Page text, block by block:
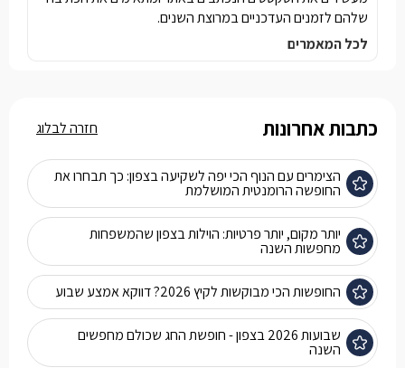
שלהם לזמנים העדכניים במרוצת השנים.
לכל המאמרים
כתבות אחרונות
הצימרים עם הנוף הכי יפה לשקיעה בצפון: כך תבחרו את
החופשה הרומנטית המושלמת
יותר מקום, יותר פרטיות: הוילות בצפון שהמשפחות
מחפשות השנה
החופשות הכי מבוקשות לקיץ 2026? דווקא אמצע שבוע
שבועות 2026 בצפון - חופשת החג שכולם מחפשים
השנה
חזרה לבלוג